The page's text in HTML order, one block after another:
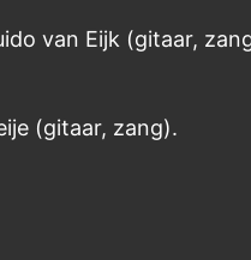
van Eijk (gitaar,
(gitaar, zang).